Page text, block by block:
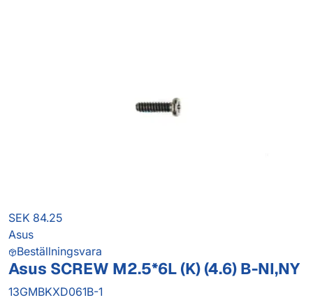
SEK 84.25
Asus
Beställningsvara
Asus SCREW M2.5*6L (K) (4.6) B-NI,NY
13GMBKXD061B-1